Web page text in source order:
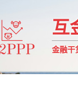
互
金融干